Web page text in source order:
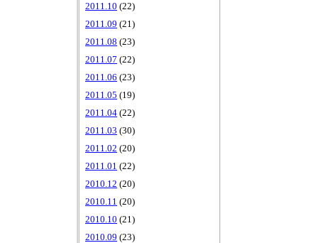
2011.10 (22)
2011.09 (21)
2011.08 (23)
2011.07 (22)
2011.06 (23)
2011.05 (19)
2011.04 (22)
2011.03 (30)
2011.02 (20)
2011.01 (22)
2010.12 (20)
2010.11 (20)
2010.10 (21)
2010.09 (23)